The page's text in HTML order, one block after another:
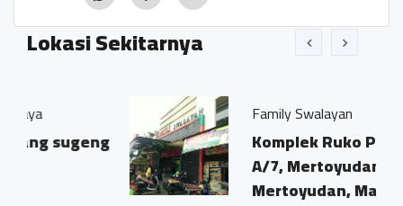
Lokasi Sekitarnya
Family Swalayan
Komplek Ruko Prayudan Blok
A/7, Mertoyudan, Banyanan,
Mertoyudan, Magelang